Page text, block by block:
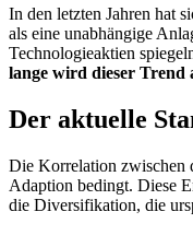
In den letzten Jahren hat
als eine unabhängige
Technologieaktien
lange wird dieser Trend
Der aktuelle
Die Korrelation zwischen
Adaption bedingt. Diese
die Diversifikation, die